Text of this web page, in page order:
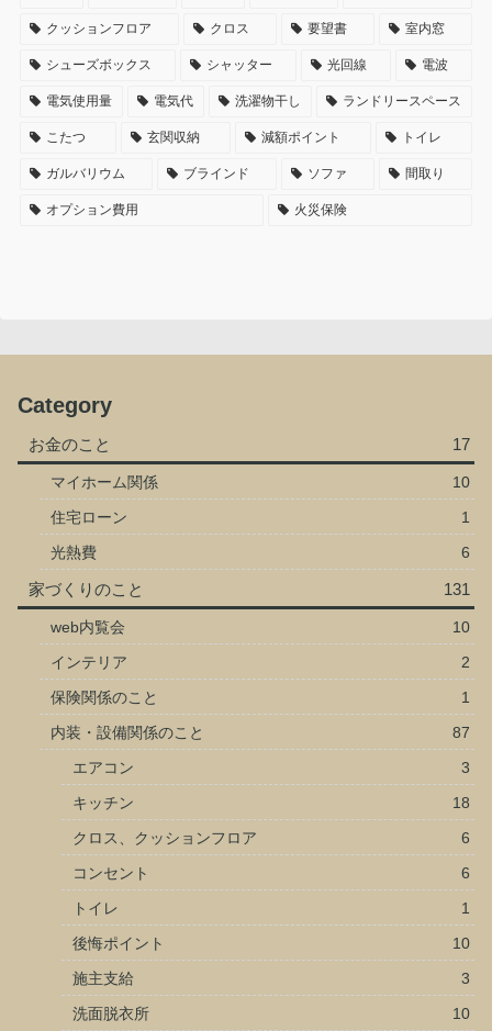
クッションフロア クロス 要望書 室内窓
シューズボックス シャッター 光回線 電波
電気使用量 電気代 洗濯物干し ランドリースペース
こたつ 玄関収納 減額ポイント トイレ
ガルバリウム ブラインド ソファ 間取り
オプション費用 火災保険
Category
お金のこと 17
マイホーム関係
10
住宅ローン
1
光熱費
6
家づくりのこと 131
web内覧会
10
インテリア
2
保険関係のこと
1
内装・設備関係のこと
87
エアコン
3
キッチン
18
クロス、クッションフロア
6
コンセント
6
トイレ
1
後悔ポイント
10
施主支給
3
洗面脱衣所
10